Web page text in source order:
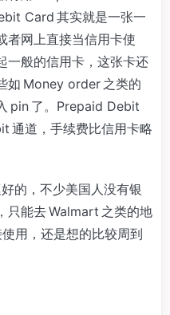
Card 其实就是一张一
者网上直接当信用卡使
一般的信用卡，这张卡还
如 Money order 之类的
pin 了。Prepaid Debit
通道，手续费比信用卡略
的，不少美国人没有银
只能去 Walmart 之类的地
用，还是想的比较周到